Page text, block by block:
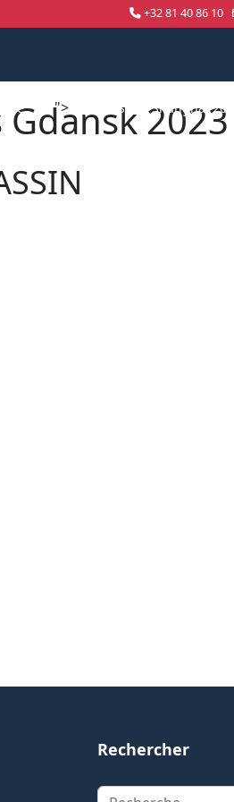
+32 81 40 86 10
"> WorldSkills Shanghai 2026
Gdansk 2023
Rechercher
Rechercher